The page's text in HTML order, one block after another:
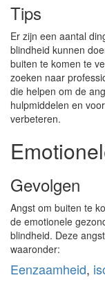
Tips
Er zijn een aantal
blindheid kunnen
buiten te komen te
zoeken naar
die helpen om de
hulpmiddelen en
verbeteren.
Gevolgen
Angst om buiten te
de emotionele
blindheid. Deze
waaronder:
Eenzaamheid,